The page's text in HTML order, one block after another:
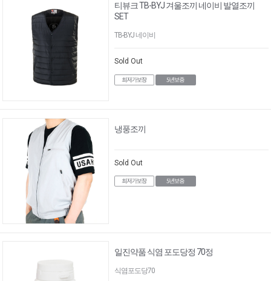
티뷰크 TB-BYJ 겨울조끼 네이비 발열조끼
SET
TB-BYJ 네이비
Sold Out
냉풍조끼
Sold Out
일진약품 식염 포도당정 70정
식염포도당70